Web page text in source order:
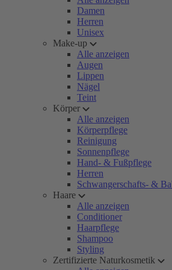
Damen
Herren
Unisex
Make-up
Alle anzeigen
Augen
Lippen
Nägel
Teint
Körper
Alle anzeigen
Körperpflege
Reinigung
Sonnenpflege
Hand- & Fußpflege
Herren
Schwangerschafts- &
Haare
Alle anzeigen
Conditioner
Haarpflege
Shampoo
Styling
Zertifizierte Naturkosmetik